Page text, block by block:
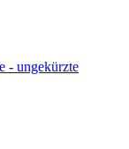
- ungekürzte